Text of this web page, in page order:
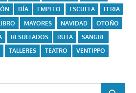
DÍA EMPLEO ESCUELA
FERIA
MAYORES NAVIDAD
OTOÑO
RESULTADOS RUTA
SANGRE
TALLERES TEATRO
VENTIPPO